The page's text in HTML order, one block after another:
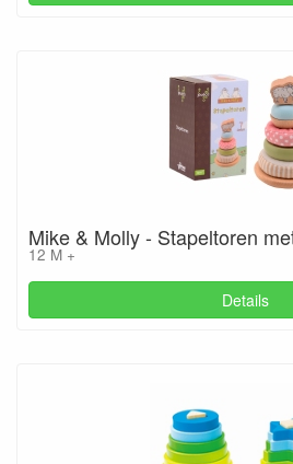
Mike & Molly - Stapeltoren
12 M +
Details